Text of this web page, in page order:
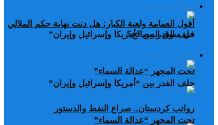
حلف الغدر بين “أمريكا وإسرائيل وإيران”
تحت المجهر “عدالة السماء”
رواتب كردستان.. صراع النفط والدستور
أفول العمامة ولعبة الكبار: هل دنت نهاية حكم الملالي
في سوق المصالح؟
حلف الغدر بين “أمريكا وإسرائيل وإيران”
تحت المجهر “عدالة السماء”